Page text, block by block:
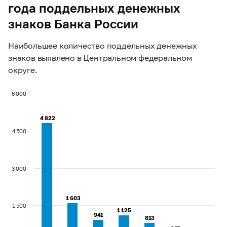
года поддельных денежных
знаков Банка России
Наибольшее количество поддельных денежных
знаков выявлено в Центральном федеральном
округе.
4 822
4 822
1 603
1 603
941
941
1 125
1 125
813
813
1 500
3 000
4 500
6 000